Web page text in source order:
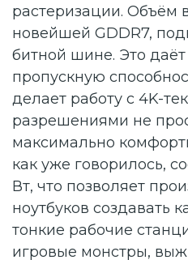
растеризации. Объём
новейшей GDDR7,
битной шине. Это
пропускную
делает работу с 4K-
разрешениями не
максимально
как уже говорилось,
Вт, что позволяет
ноутбуков создавать
тонкие рабочие
игровые монстры,